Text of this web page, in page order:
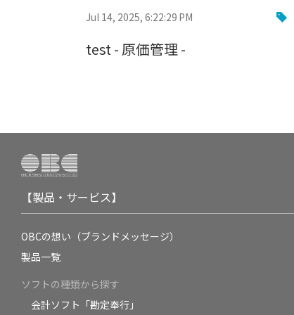
Jul 14, 2025, 6:22:29 PM
test - 原価管理 -
【製品・サービス】
OBCの想い（ブランドメッセージ）
製品一覧
ソフトの種類から探す
会計ソフト「勘定奉行」